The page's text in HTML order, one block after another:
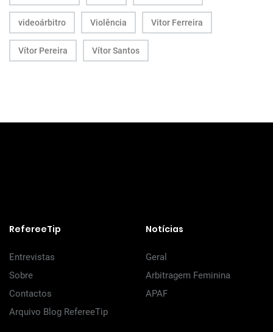
videoárbitro Violência Vitor Ferreira
Vítor Pereira Vítor Santos
RefereeTip
Entrevistas
Sobre
Contactos
Arquivo Blog RefereeTip
Notícias
Geral
Arbitragem Feminina
APAF